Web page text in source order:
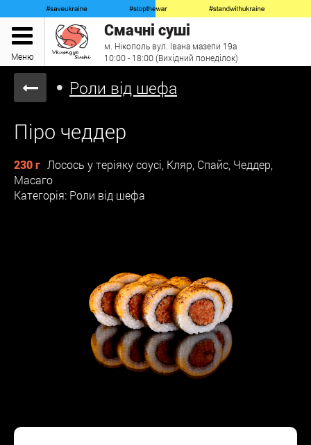
Меню
Смачні суші
м. Нікополь вул. Івана мазепи 19а
10:00 - 18:00 (Вихідний понеділок)
Роли від шефа
Піро чеддер
230 г Лосось у теріяку соусі, Кляр, Спайс, Чеддер,
Масаго
Категорія: Роли від шефа